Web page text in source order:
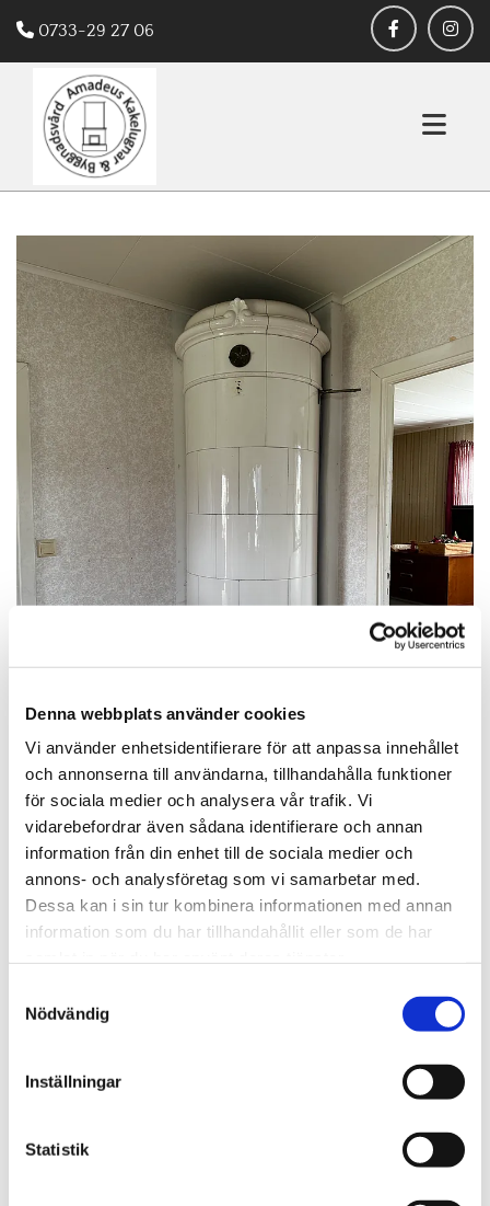
Denna webbplats använder cookies
Vi använder enhetsidentifierare för att anpassa innehållet
och annonserna till användarna, tillhandahålla funktioner
för sociala medier och analysera vår trafik. Vi
vidarebefordrar även sådana identifierare och annan
information från din enhet till de sociala medier och
annons- och analysföretag som vi samarbetar med.
Dessa kan i sin tur kombinera informationen med annan
information som du har tillhandahållit eller som de har
Nödvändig
Inställningar
Statistik
 0733-29 27 06
Rund kakelugn 16